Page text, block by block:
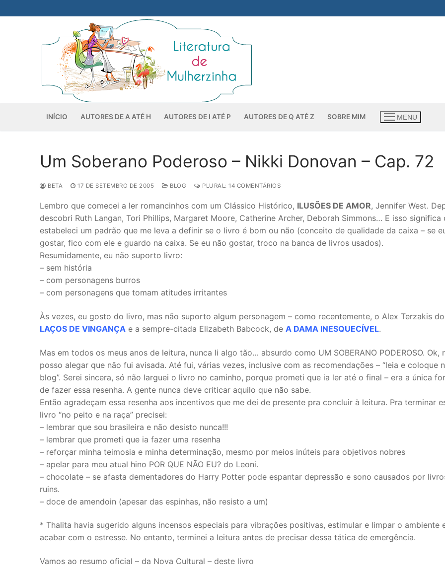
para
INÍCIO AUTORES DE A ATÉ H AUTORES DE I ATÉ P AUTORES DE Q ATÉ Z SOBRE MIM MENU
Um Soberano Poderoso – Nikki Donovan – Cap. 72
BETA 17 DE SETEMBRO DE 2005 BLOG PLURAL: 14 COMENTÁRIOS
Lembro que comecei a ler romancinhos com um Clássico Histórico, ILUSÕES DE AMOR, Jennifer West.
descobri Ruth Langan, Tori Phillips, Margaret Moore, Catherine Archer, Deborah Simmons… E isso significa
estabeleci um padrão que me leva a definir se o livro é bom ou não (conceito de qualidade da caixa – se
gostar, fico com ele e guardo na caixa. Se eu não gostar, troco na banca de livros usados).
Resumidamente, eu não suporto livro:
– sem história
– com personagens burros
– com personagens que tomam atitudes irritantes
Às vezes, eu gosto do livro, mas não suporto algum personagem – como recentemente, o Alex Terzakis do
LAÇOS DE VINGANÇA e a sempre-citada Elizabeth Babcock, de A DAMA INESQUECÍVEL.
Mas em todos os meus anos de leitura, nunca li algo tão… absurdo como UM SOBERANO PODEROSO. Ok,
posso alegar que não fui avisada. Até fui, várias vezes, inclusive com as recomendações – “leia e coloque
blog”. Serei sincera, só não larguei o livro no caminho, porque prometi que ia ler até o final – era a única
de fazer essa resenha. A gente nunca deve criticar aquilo que não sabe.
Então agradeçam essa resenha aos incentivos que me dei de presente pra concluir à leitura. Pra terminar
livro “no peito e na raça” precisei:
– lembrar que sou brasileira e não desisto nunca!!!
– lembrar que prometi que ia fazer uma resenha
– reforçar minha teimosia e minha determinação, mesmo por meios inúteis para objetivos nobres
– apelar para meu atual hino POR QUE NÃO EU? do Leoni.
– chocolate – se afasta dementadores do Harry Potter pode espantar depressão e sono causados por
ruins.
– doce de amendoin (apesar das espinhas, não resisto a um)
* Thalita havia sugerido alguns incensos especiais para vibrações positivas, estimular e limpar o ambiente
acabar com o estresse. No entanto, terminei a leitura antes de precisar dessa tática de emergência.
Vamos ao resumo oficial – da Nova Cultural – deste livro